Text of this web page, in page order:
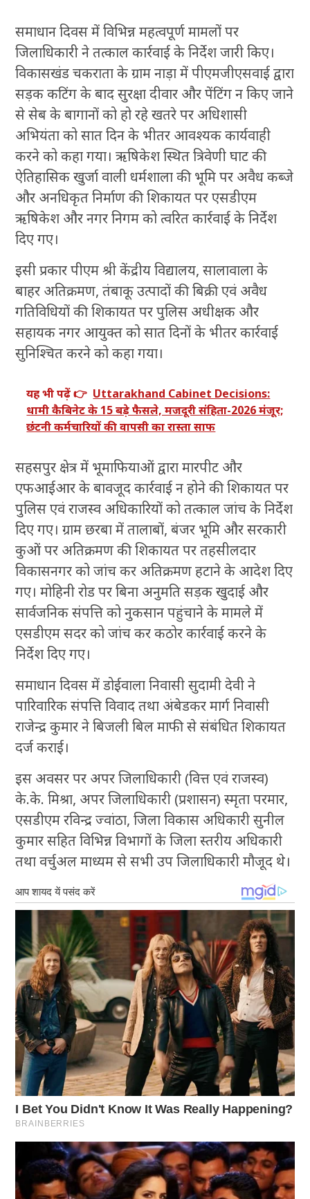
समाधान दिवस में विभिन्न महत्वपूर्ण मामलों पर
जिलाधिकारी ने तत्काल कार्रवाई के निर्देश जारी किए।
विकासखंड चकराता के ग्राम नाड़ा में पीएमजीएसवाई द्वारा
सड़क कटिंग के बाद सुरक्षा दीवार और पेंटिंग न किए जाने
से सेब के बागानों को हो रहे खतरे पर अधिशासी
अभियंता को सात दिन के भीतर आवश्यक कार्यवाही
करने को कहा गया। ऋषिकेश स्थित त्रिवेणी घाट की
ऐतिहासिक खुर्जा वाली धर्मशाला की भूमि पर अवैध कब्जे
और अनधिकृत निर्माण की शिकायत पर एसडीएम
ऋषिकेश और नगर निगम को त्वरित कार्रवाई के निर्देश
दिए गए।
इसी प्रकार पीएम श्री केंद्रीय विद्यालय, सालावाला के
बाहर अतिक्रमण, तंबाकू उत्पादों की बिक्री एवं अवैध
गतिविधियों की शिकायत पर पुलिस अधीक्षक और
सहायक नगर आयुक्त को सात दिनों के भीतर कार्रवाई
सुनिश्चित करने को कहा गया।
यह भी पढ़ें 👉 Uttarakhand Cabinet Decisions:
धामी कैबिनेट के 15 बड़े फैसले, मजदूरी संहिता-2026 मंजूर;
छंटनी कर्मचारियों की वापसी का रास्ता साफ
सहसपुर क्षेत्र में भूमाफियाओं द्वारा मारपीट और
एफआईआर के बावजूद कार्रवाई न होने की शिकायत पर
पुलिस एवं राजस्व अधिकारियों को तत्काल जांच के निर्देश
दिए गए। ग्राम छरबा में तालाबों, बंजर भूमि और सरकारी
कुओं पर अतिक्रमण की शिकायत पर तहसीलदार
विकासनगर को जांच कर अतिक्रमण हटाने के आदेश दिए
गए। मोहिनी रोड पर बिना अनुमति सड़क खुदाई और
सार्वजनिक संपत्ति को नुकसान पहुंचाने के मामले में
एसडीएम सदर को जांच कर कठोर कार्रवाई करने के
निर्देश दिए गए।
समाधान दिवस में डोईवाला निवासी सुदामी देवी ने
पारिवारिक संपत्ति विवाद तथा अंबेडकर मार्ग निवासी
राजेन्द्र कुमार ने बिजली बिल माफी से संबंधित शिकायत
दर्ज कराई।
इस अवसर पर अपर जिलाधिकारी (वित्त एवं राजस्व)
के.के. मिश्रा, अपर जिलाधिकारी (प्रशासन) स्मृता परमार,
एसडीएम रविन्द्र ज्वांठा, जिला विकास अधिकारी सुनील
कुमार सहित विभिन्न विभागों के जिला स्तरीय अधिकारी
तथा वर्चुअल माध्यम से सभी उप जिलाधिकारी मौजूद थे।